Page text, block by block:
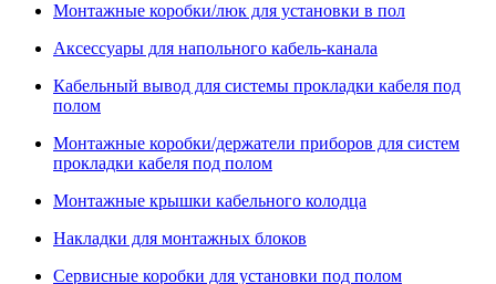
Монтажные коробки/люк для установки в пол
Аксессуары для напольного кабель-канала
Кабельный вывод для системы прокладки кабеля под
полом
Монтажные коробки/держатели приборов для систем
прокладки кабеля под полом
Монтажные крышки кабельного колодца
Накладки для монтажных блоков
Сервисные коробки для установки под полом